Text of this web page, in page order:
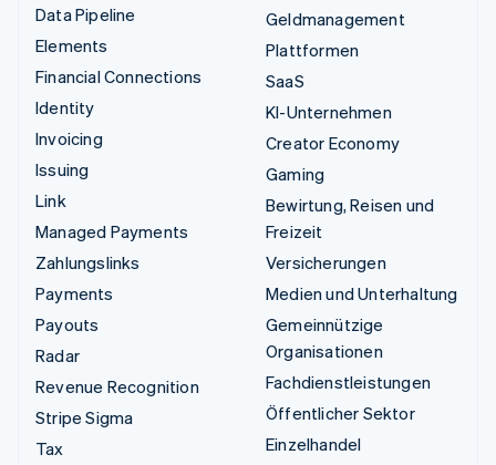
Data Pipeline
Elements
Financial Connections
Identity
Invoicing
Issuing
Link
Managed Payments
Zahlungslinks
Payments
Payouts
Radar
Revenue Recognition
Stripe Sigma
Tax
Geldmanagement
Plattformen
SaaS
KI-Unternehmen
Creator Economy
Gaming
Bewirtung, Reisen und
Freizeit
Versicherungen
Medien und Unterhaltung
Gemeinnützige
Organisationen
Fachdienstleistungen
Öffentlicher Sektor
Einzelhandel